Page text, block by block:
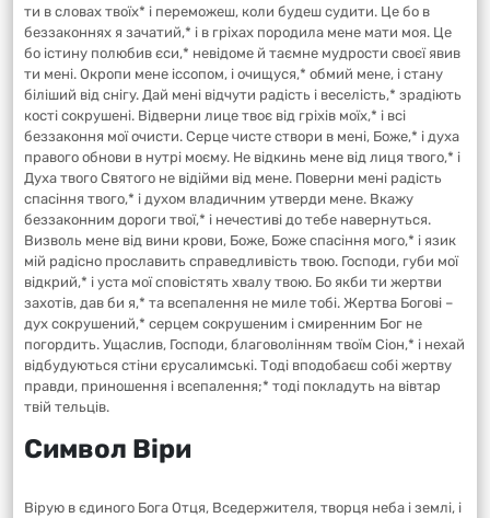
ти в словах твоїх* і переможеш, коли будеш судити. Це бо в
беззаконнях я зачатий,* і в гріхах породила мене мати моя. Це
бо істину полюбив єси,* невідоме й таємне мудрости своєї явив
ти мені. Окропи мене іссопом, і очищуся,* обмий мене, і стану
біліший від снігу. Дай мені відчути радість і веселість,* зрадіють
кості сокрушені. Відверни лице твоє від гріхів моїх,* і всі
беззаконня мої очисти. Серце чисте створи в мені, Боже,* і духа
правого обнови в нутрі моєму. Не відкинь мене від лиця твого,* і
Духа твого Святого не відійми від мене. Поверни мені радість
спасіння твого,* і духом владичним утверди мене. Вкажу
беззаконним дороги твої,* і нечестиві до тебе навернуться.
Визволь мене від вини крови, Боже, Боже спасіння мого,* і язик
мій радісно прославить справедливість твою. Господи, губи мої
відкрий,* і уста мої сповістять хвалу твою. Бо якби ти жертви
захотів, дав би я,* та всепалення не миле тобі. Жертва Богові –
дух сокрушений,* серцем сокрушеним і смиренним Бог не
погордить. Ущаслив, Господи, благоволінням твоїм Сіон,* і нехай
відбудуються стіни єрусалимські. Тоді вподобаєш собі жертву
правди, приношення і всепалення;* тоді покладуть на вівтар
твій тельців.
Символ Віри
Вірую в єдиного Бога Отця, Вседержителя, творця неба і землі, і